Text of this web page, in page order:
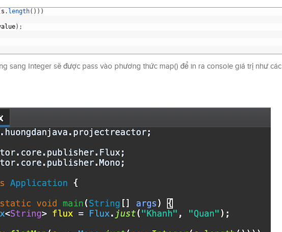
s . length( ) ) )
) ;
sang Integer sẽ được pass vào phương thức map() để in ra console giá trị như các